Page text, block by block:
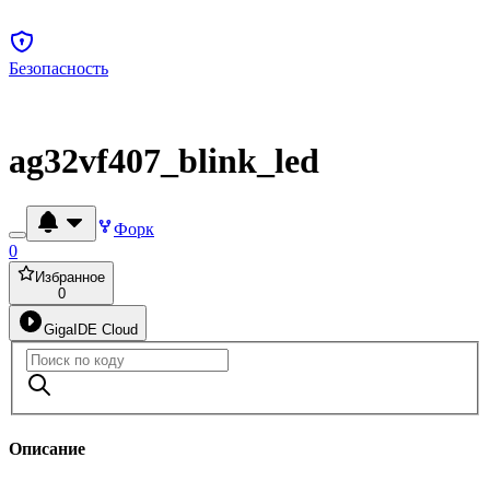
Безопасность
ag32vf407_blink_led
Форк
0
Избранное
0
GigaIDE Cloud
Описание